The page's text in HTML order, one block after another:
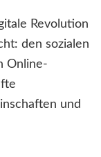
Revolution
den sozialen
Online-
und